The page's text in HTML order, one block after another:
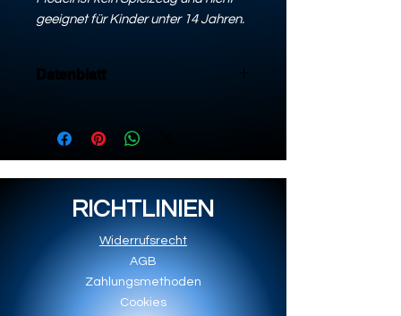
geeignet für Kinder unter 14 Jahren.
Datenblatt
RICHTLINIEN
Widerrufsrecht
AGB
Zahlungsmethoden
Cookies